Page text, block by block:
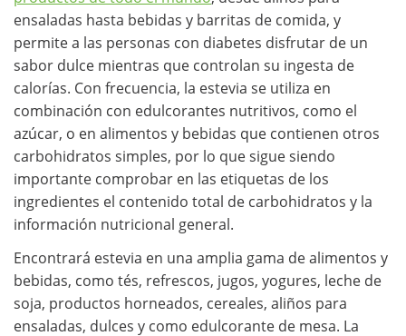
ensaladas hasta bebidas y barritas de comida, y
permite a las personas con diabetes disfrutar de un
sabor dulce mientras que controlan su ingesta de
calorías. Con frecuencia, la estevia se utiliza en
combinación con edulcorantes nutritivos, como el
azúcar, o en alimentos y bebidas que contienen otros
carbohidratos simples, por lo que sigue siendo
importante comprobar en las etiquetas de los
ingredientes el contenido total de carbohidratos y la
información nutricional general.
Encontrará estevia en una amplia gama de alimentos y
bebidas, como tés, refrescos, jugos, yogures, leche de
soja, productos horneados, cereales, aliños para
ensaladas, dulces y como edulcorante de mesa. La